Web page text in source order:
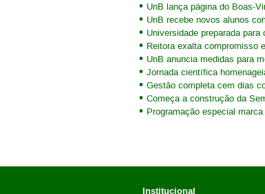
UnB lança página do Boas-
UnB recebe novos alunos
Universidade preparada
Reitora exalta compromisso
UnB anuncia medidas para
Jornada científica
Gestão completa cem dias
Começa a construção da
Programação especial
Institucional